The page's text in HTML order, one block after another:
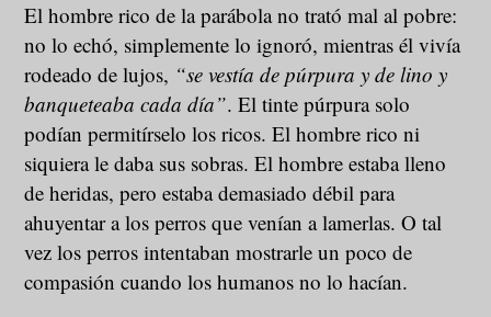
El hombre rico de la parábola no trató mal al pobre:
no lo echó, simplemente lo ignoró, mientras él vivía
rodeado de lujos, “se vestía de púrpura y de lino y
banqueteaba cada día”. El tinte púrpura solo
podían permitírselo los ricos. El hombre rico ni
siquiera le daba sus sobras. El hombre estaba lleno
de heridas, pero estaba demasiado débil para
ahuyentar a los perros que venían a lamerlas. O tal
vez los perros intentaban mostrarle un poco de
compasión cuando los humanos no lo hacían.